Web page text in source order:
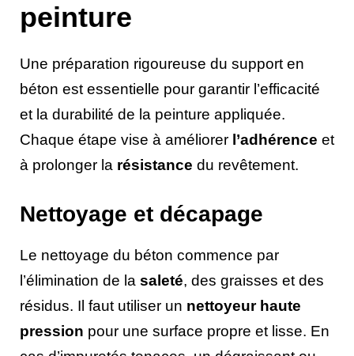
peinture
Une préparation rigoureuse du support en
béton est essentielle pour garantir l’efficacité
et la durabilité de la peinture appliquée.
Chaque étape vise à améliorer l’adhérence et
à prolonger la résistance du revêtement.
Nettoyage et décapage
Le nettoyage du béton commence par
l’élimination de la saleté, des graisses et des
résidus. Il faut utiliser un nettoyeur haute
pression pour une surface propre et lisse. En